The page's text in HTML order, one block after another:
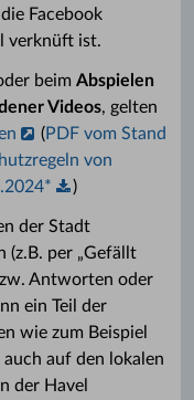
Facebook
verknüft ist.
beim Abspielen
Videos, gelten
(PDF vom Stand
von
)
der Stadt
(z.B. per „Gefällt
Antworten oder
ein Teil der
wie zum Beispiel
auf den lokalen
der Havel